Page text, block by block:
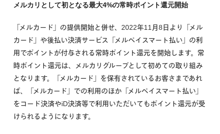
メルカリとして初となる最大4%の常時ポイント還元開始
「メルカード」の提供開始と併せ、2022年11月8日より「メル
カード」や後払い決済サービス「メルペイスマート払い」の利
用でポイントが付与される常時ポイント還元を開始します。常
時ポイント還元は、メルカリグループとして初めての取り組み
となります。「メルカード」を保有されているお客さまであれ
ば、「メルカード」での利用のほか「メルペイスマート払い」
をコード決済やiD決済等で利用いただいてもポイント還元が受
けられるようになります。